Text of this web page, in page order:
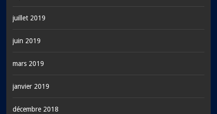
juillet 2019
juin 2019
mars 2019
janvier 2019
décembre 2018